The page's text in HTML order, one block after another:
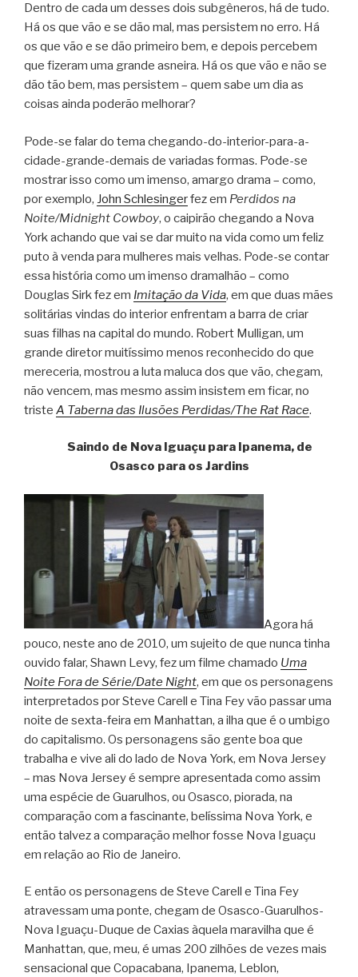
Dentro de cada um desses dois subgêneros, há de tudo.
Há os que vão e se dão mal, mas persistem no erro. Há
os que vão e se dão primeiro bem, e depois percebem
que fizeram uma grande asneira. Há os que vão e não se
dão tão bem, mas persistem – quem sabe um dia as
coisas ainda poderão melhorar?
Pode-se falar do tema chegando-do-interior-para-a-
cidade-grande-demais de variadas formas. Pode-se
mostrar isso como um imenso, amargo drama – como,
por exemplo, John Schlesingerfez em Perdidos na
Noite/Midnight Cowboy, o caipirão chegando a Nova
York achando que vai se dar muito na vida como um feliz
puto à venda para mulheres mais velhas. Pode-se contar
essa história como um imenso dramalhão – como
Douglas Sirk fez em Imitação da Vida, em que duas mães
solitárias vindas do interior enfrentam a barra de criar
suas filhas na capital do mundo. Robert Mulligan, um
grande diretor muitíssimo menos reconhecido do que
mereceria, mostrou a luta maluca dos que vão, chegam,
não vencem, mas mesmo assim insistem em ficar, no
triste A Taberna das Ilusões Perdidas/The Rat Race.
Saindo de Nova Iguaçu para Ipanema, de
Osasco para os Jardins
Agora há
pouco, neste ano de 2010, um sujeito de que nunca tinha
ouvido falar, Shawn Levy, fez um filme chamado Uma
Noite Fora de Série/Date Night, em que os personagens
interpretados por Steve Carell e Tina Fey vão passar uma
noite de sexta-feira em Manhattan, a ilha que é o umbigo
do capitalismo. Os personagens são gente boa que
trabalha e vive ali do lado de Nova York, em Nova Jersey
– mas Nova Jersey é sempre apresentada como assim
uma espécie de Guarulhos, ou Osasco, piorada, na
comparação com a fascinante, belíssima Nova York, e
então talvez a comparação melhor fosse Nova Iguaçu
em relação ao Rio de Janeiro.
E então os personagens de Steve Carell e Tina Fey
atravessam uma ponte, chegam de Osasco-Guarulhos-
Nova Iguaçu-Duque de Caxias àquela maravilha que é
Manhattan, que, meu, é umas 200 zilhões de vezes mais
sensacional que Copacabana, Ipanema, Leblon,